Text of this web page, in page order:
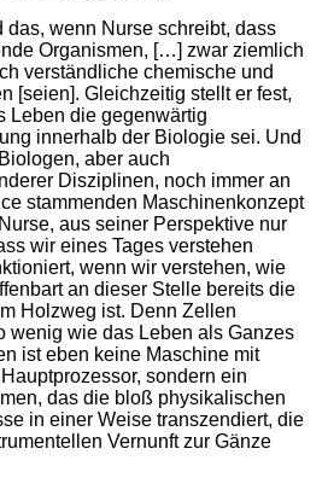
das, wenn Nurse schreibt, dass
Organismen, […] zwar ziemlich
verständliche chemische und
[seien]. Gleichzeitig stellt er fest,
Leben die gegenwärtig
innerhalb der Biologie sei. Und
aber auch
Disziplinen, noch immer an
stammenden Maschinenkonzept
aus seiner Perspektive nur
wir eines Tages verstehen
wenn wir verstehen, wie
an dieser Stelle bereits die
Holzweg ist. Denn Zellen
wenig wie das Leben als Ganzes
ist eben keine Maschine mit
sondern ein
das die bloß physikalischen
in einer Weise transzendiert, die
Vernunft zur Gänze